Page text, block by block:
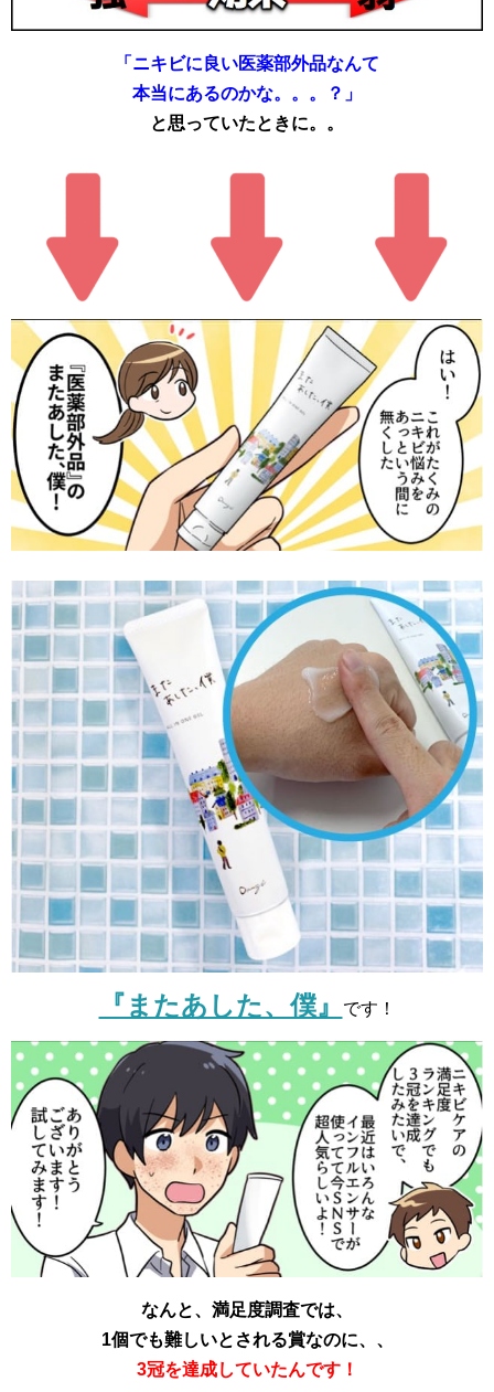
「ニキビに良い医薬部外品なんて
本当にあるのかな。。。？」
と思っていたときに。。
『またあした、僕』 です！
なんと、満足度調査では、
1個でも難しいとされる賞なのに、、
3冠を達成していたんです！